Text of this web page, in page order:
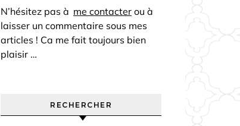
N’hésitez pas à me contacter ou à
laisser un commentaire sous mes
articles ! Ca me fait toujours bien
plaisir …
RECHERCHER